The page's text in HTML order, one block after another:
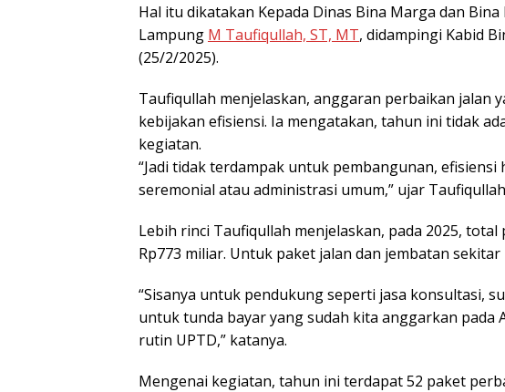
Hal itu dikatakan Kepada Dinas Bina Marga dan
Lampung M Taufiqullah, ST, MT, didampingi Kabid
(25/2/2025).
Taufiqullah menjelaskan, anggaran perbaikan jalan
kebijakan efisiensi. Ia mengatakan, tahun ini tidak
kegiatan.
“Jadi tidak terdampak untuk pembangunan,
seremonial atau administrasi umum,” ujar
Lebih rinci Taufiqullah menjelaskan, pada 2025,
Rp773 miliar. Untuk paket jalan dan jembatan sekitar
“Sisanya untuk pendukung seperti jasa konsultasi,
untuk tunda bayar yang sudah kita anggarkan pada
rutin UPTD,” katanya.
Mengenai kegiatan, tahun ini terdapat 52 paket